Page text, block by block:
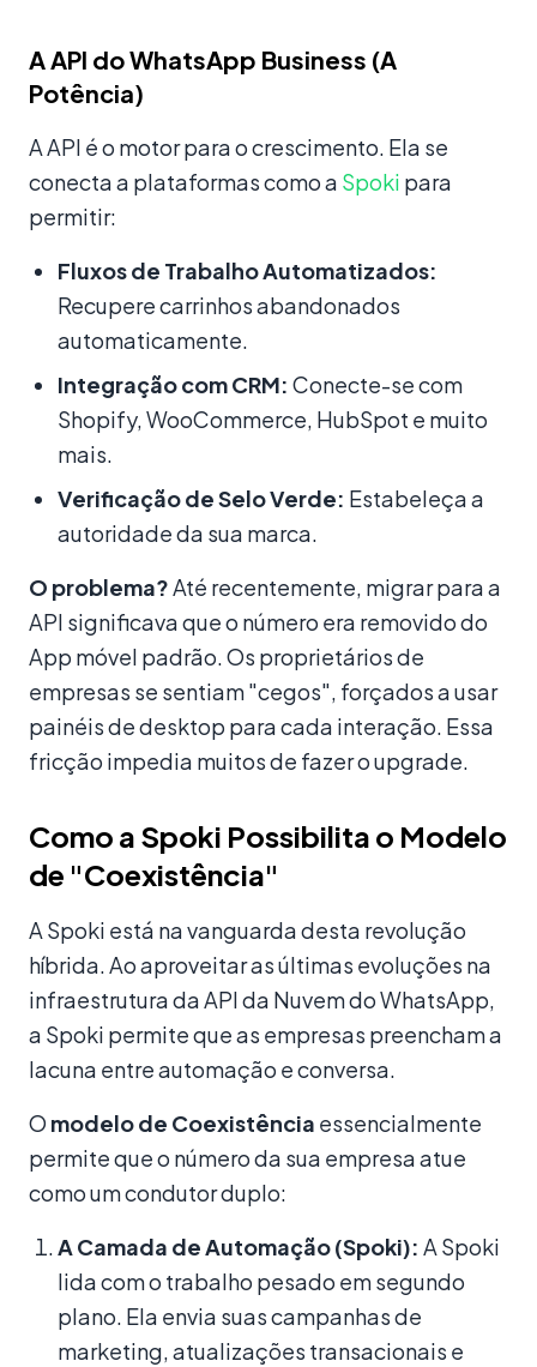
A API do WhatsApp Business (A
Potência)
A API é o motor para o crescimento. Ela se
conecta a plataformas como a Spoki para
permitir:
Fluxos de Trabalho Automatizados:
Recupere carrinhos abandonados
automaticamente.
Integração com CRM: Conecte-se com
Shopify, WooCommerce, HubSpot e muito
mais.
Verificação de Selo Verde: Estabeleça a
autoridade da sua marca.
O problema?Até recentemente, migrar para a
API significava que o número era removido do
App móvel padrão. Os proprietários de
empresas se sentiam "cegos", forçados a usar
painéis de desktop para cada interação. Essa
fricção impedia muitos de fazer o upgrade.
Como a Spoki Possibilita o Modelo
de "Coexistência"
A Spoki está na vanguarda desta revolução
híbrida. Ao aproveitar as últimas evoluções na
infraestrutura da API da Nuvem do WhatsApp,
a Spoki permite que as empresas preencham a
lacuna entre automação e conversa.
O modelo de Coexistência essencialmente
permite que o número da sua empresa atue
como um condutor duplo:
A Camada de Automação (Spoki): A Spoki
lida com o trabalho pesado em segundo
plano. Ela envia suas campanhas de
marketing, atualizações transacionais e